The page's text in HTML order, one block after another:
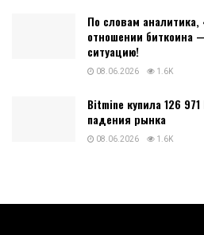
По словам
отношении биткоина
ситуацию!
08.06.2026 1.6K
Bitmine купила 126
падения рынка
08.06.2026 1.6K